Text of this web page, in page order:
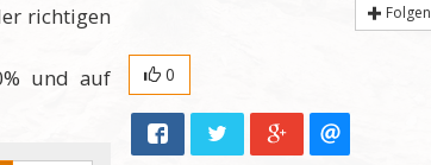
richtigen
und auf
Folgen
0